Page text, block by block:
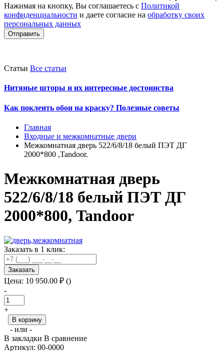
Нажимая на кнопку, Вы соглашаетесь с Политикой
конфиденциальности и даете согласие на обработку своих
персональных данных
Отправить
Статьи Все статьи
Нитяные шторы и их интересные достоинства
Как поклеить обои на краску? Полезные советы
Главная
Входные и межкомнатные двери
Межкомнатная дверь 522/6/8/18 белый ПЭТ ДГ
2000*800 ,Tandoor.
Межкомнатная дверь
522/6/8/18 белый ПЭТ ДГ
2000*800, Tandoor
Заказать в 1 клик:
Заказать
Цена: 10 950.00 ₽ ()
-
+
В корзину
- или -
В закладки В сравнение
Артикул: 00-0000